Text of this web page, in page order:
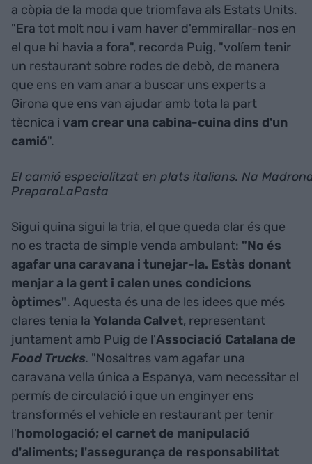
a còpia de la moda que triomfava als Estats Units.
"Era tot molt nou i vam haver d'emmirallar-nos en
el que hi havia a fora", recorda Puig, "volíem tenir
un restaurant sobre rodes de debò, de manera
que ens en vam anar a buscar uns experts a
Girona que ens van ajudar amb tota la part
tècnica i vam crear una cabina-cuina dins d'un
camió".
El camió especialitzat en plats italians. Na
PreparaLaPasta
Sigui quina sigui la tria, el que queda clar és que
no es tracta de simple venda ambulant: "No és
agafar una caravana i tunejar-la. Estàs donant
menjar a la gent i calen unes condicions
òptimes". Aquesta és una de les idees que més
clares tenia la Yolanda Calvet, representant
juntament amb Puig de l'Associació Catalana de
Food Trucks. "Nosaltres vam agafar una
caravana vella única a Espanya, vam necessitar el
permís de circulació i que un enginyer ens
transformés el vehicle en restaurant per tenir
l'homologació; el carnet de manipulació
d'aliments; l'assegurança de responsabilitat